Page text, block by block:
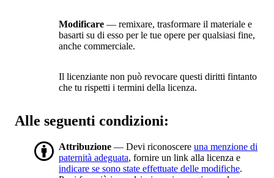
Modificare — remixare, trasformare il materiale e
basarti su di esso per le tue opere per qualsiasi fine,
anche commerciale.
Il licenziante non può revocare questi diritti fintanto
che tu rispetti i termini della licenza.
Alle seguenti condizioni:
Attribuzione — Devi riconoscere una menzione di
paternità adeguata, fornire un link alla licenza e
indicare se sono state effettuate delle modifiche.